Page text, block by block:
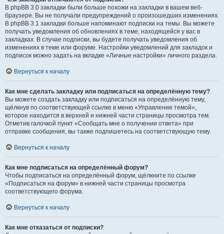
В phpBB 3.0 закладки были больше похожи на закладки в вашем веб-
браузере. Вы не получали предупреждений о произошедших изменениях.
В phpBB 3.1 закладки больше напоминают подписки на темы. Вы можете
получать уведомления об обновлениях в теме, находящейся у вас в
закладках. В случае подписки, вы будете получать уведомления об
изменениях в теме или форуме. Настройки уведомлений для закладок и
подписок можно задать на вкладке «Личные настройки» личного раздела.
Вернуться к началу
Как мне сделать закладку или подписаться на определённую тему?
Вы можете создать закладку или подписаться на определённую тему,
щёлкнув по соответствующей ссылке в меню «Управление темой»,
которое находится в верхней и нижней части страницы просмотра тем.
Отметив галочкой пункт «Сообщать мне о получении ответа» при
отправке сообщения, вы также подпишетесь на соответствующую тему.
Вернуться к началу
Как мне подписаться на определённый форум?
Чтобы подписаться на определённый форум, щёлкните по ссылке
«Подписаться на форум» в нижней части страницы просмотра
соответствующего форума.
Вернуться к началу
Как мне отказаться от подписки?